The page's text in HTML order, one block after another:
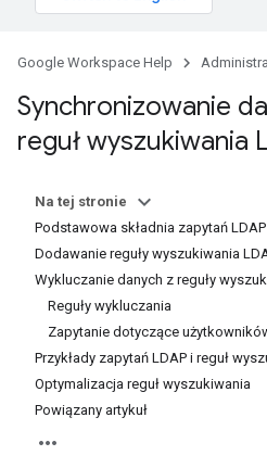
Google Workspace Help
Synchronizowanie
reguł wyszukiwania
Na tej stronie
Podstawowa składnia zapytań LDAP
Dodawanie reguły wyszukiwania
Wykluczanie danych z reguły
Reguły wykluczania
Zapytanie dotyczące
Przykłady zapytań LDAP i reguł
Optymalizacja reguł wyszukiwania
Powiązany artykuł